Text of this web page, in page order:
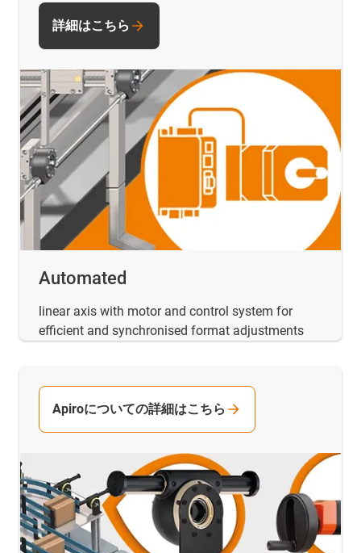
Automated
linear axis with motor and control system for
efficient and synchronised format adjustments
詳細はこちら
Apiroについての詳細はこちら